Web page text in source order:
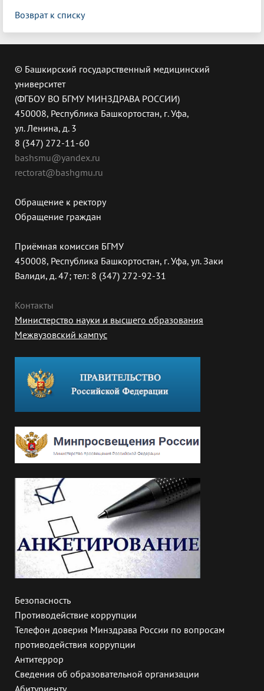
Возврат к списку
© Башкирский государственный медицинский
университет
(ФГБОУ ВО БГМУ МИНЗДРАВА РОССИИ)
450008, Республика Башкортостан, г. Уфа,
ул. Ленина, д. 3
8 (347) 272-11-60
bashsmu@yandex.ru
rectorat@bashgmu.ru
Обращение к ректору
Обращение граждан
Приёмная комиссия БГМУ
450008, Республика Башкортостан, г. Уфа, ул. Заки
Валиди, д. 47; тел: 8 (347) 272-92-31
Контакты
Министерство науки и высшего образования
Межвузовский кампус
Безопасность
Противодействие коррупции
Телефон доверия Минздрава России по вопросам
противодействия коррупции
Антитеррор
Сведения об образовательной организации
Абитуриенту